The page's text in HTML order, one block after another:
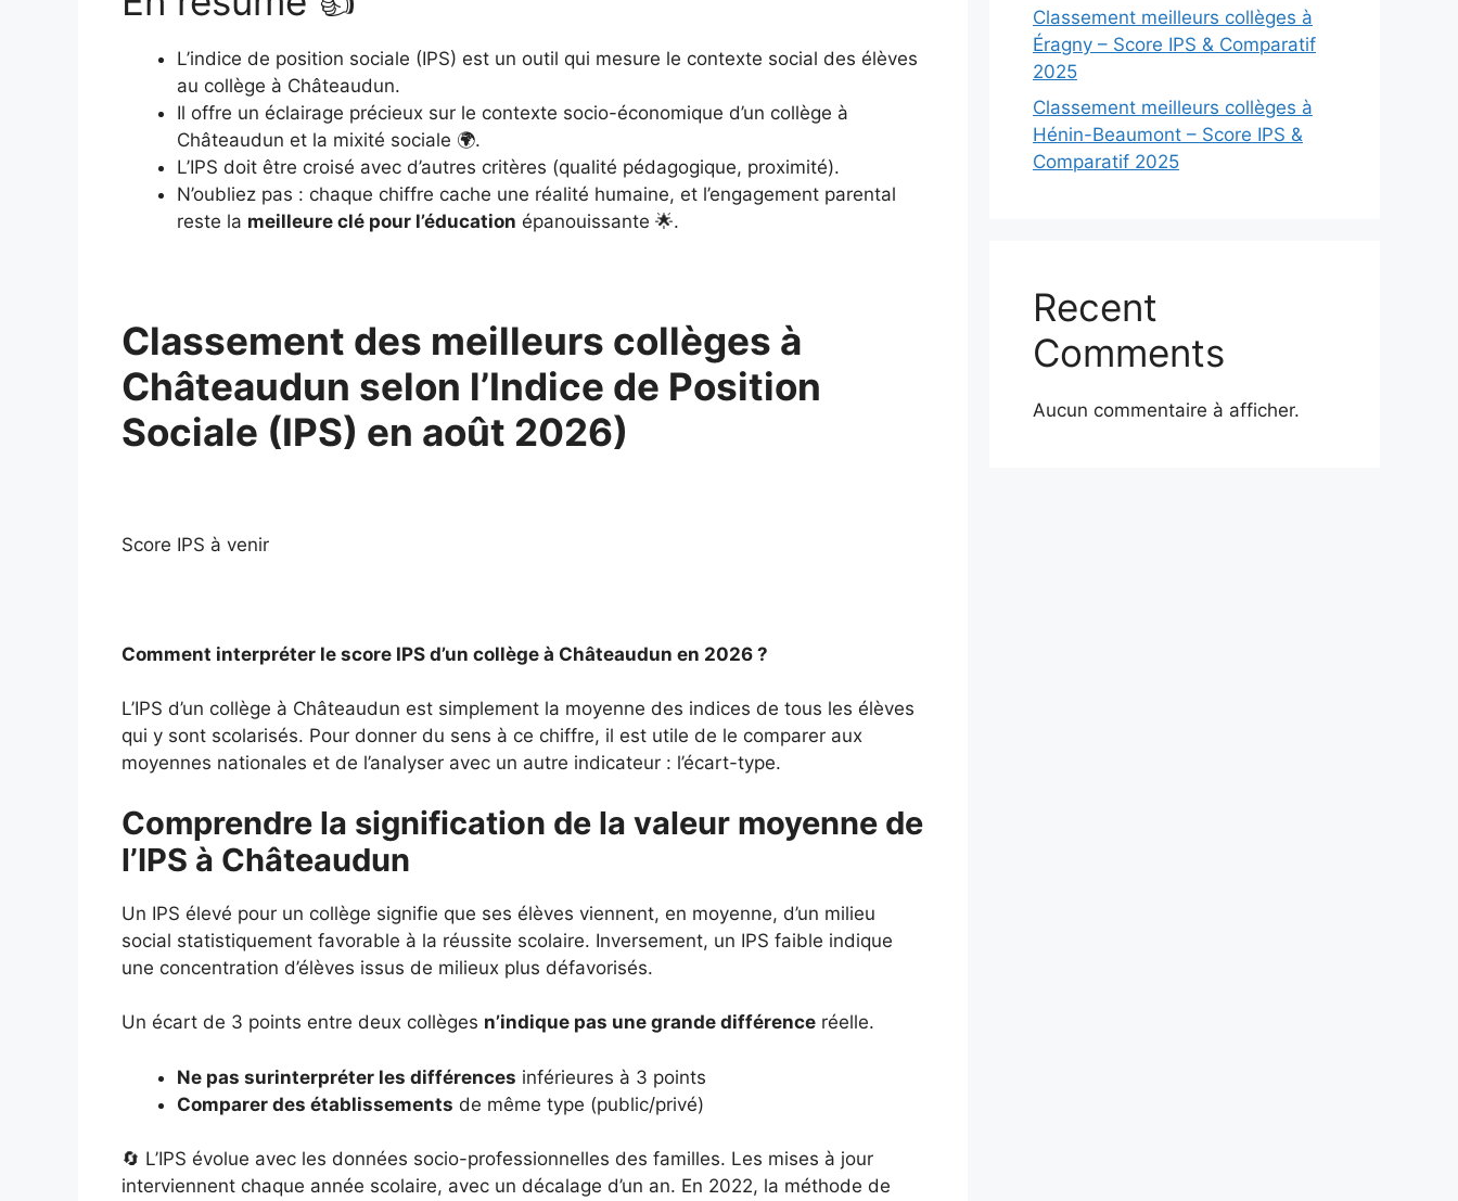
L’indice de position sociale (IPS) est un outil qui mesure le contexte social des élèves
au collège à Châteaudun.
Il offre un éclairage précieux sur le contexte socio-économique d’un collège à
Châteaudun et la mixité sociale 🌍.
L’IPS doit être croisé avec d’autres critères (qualité pédagogique, proximité).
N’oubliez pas : chaque chiffre cache une réalité humaine, et l’engagement parental
reste la meilleure clé pour l’éducation épanouissante 🌟.
Classement des meilleurs collèges à
Châteaudun selon l’Indice de Position
Sociale (IPS) en août 2026)
Score IPS à venir
Comment interpréter le score IPS d’un collège à Châteaudun en 2026 ?
L’IPS d’un collège à Châteaudun est simplement la moyenne des indices de tous les élèves
qui y sont scolarisés. Pour donner du sens à ce chiffre, il est utile de le comparer aux
moyennes nationales et de l’analyser avec un autre indicateur : l’écart-type.
Comprendre la signification de la valeur moyenne de
l’IPS à Châteaudun
Un IPS élevé pour un collège signifie que ses élèves viennent, en moyenne, d’un milieu
social statistiquement favorable à la réussite scolaire. Inversement, un IPS faible indique
une concentration d’élèves issus de milieux plus défavorisés.
Un écart de 3 points entre deux collèges n’indique pas une grande différence réelle.
Ne pas surinterpréter les différences inférieures à 3 points
Comparer des établissements de même type (public/privé)
🔄 L’IPS évolue avec les données socio-professionnelles des familles. Les mises à jour
interviennent chaque année scolaire, avec un décalage d’un an. En 2022, la méthode de
Classement meilleurs collèges à
Éragny – Score IPS & Comparatif
2025
Classement meilleurs collèges à
Hénin-Beaumont – Score IPS &
Comparatif 2025
Recent
Comments
Aucun commentaire à afficher.